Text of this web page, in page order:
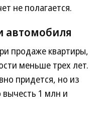
не полагается.
автомобиля
продаже квартиры,
меньше трех лет.
придется, но из
1 млн и